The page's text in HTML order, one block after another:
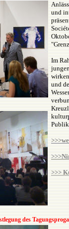
und
Im
und
>>>
des